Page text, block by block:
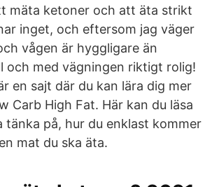
mäta ketoner och att äta strikt
inget, och eftersom jag väger
vågen är hyggligare än
och med vägningen riktigt rolig!
en sajt där du kan lära dig mer
Carb High Fat. Här kan du läsa
tänka på, hur du enklast kommer
mat du ska äta.